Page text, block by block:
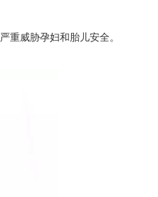
重威胁孕妇和胎儿安全。